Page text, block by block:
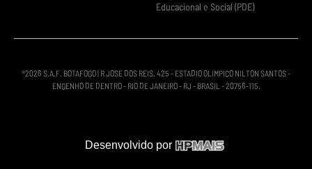
Educacional e Social (PDE)
®2026 S.A.F. BOTAFOGO | R JOSE DOS REIS, 425 - ESTADIO OLIMPICO NILTON SANTOS -
ENGENHO DE DENTRO - RIO DE JANEIRO - RJ - BRASIL - 20756-115.
Desenvolvido por